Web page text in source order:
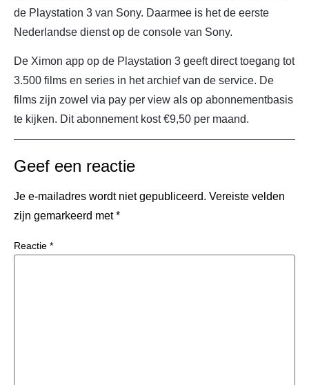
de Playstation 3 van Sony. Daarmee is het de eerste
Nederlandse dienst op de console van Sony.
De Ximon app op de Playstation 3 geeft direct toegang tot
3.500 films en series in het archief van de service. De
films zijn zowel via pay per view als op abonnementbasis
te kijken. Dit abonnement kost €9,50 per maand.
Geef een reactie
Je e-mailadres wordt niet gepubliceerd. Vereiste velden
zijn gemarkeerd met*
Reactie *